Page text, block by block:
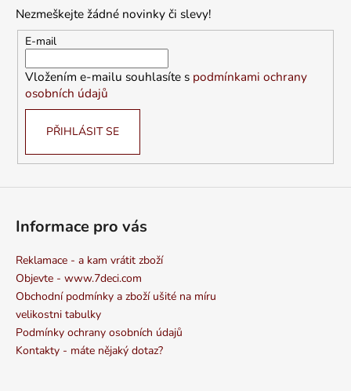
Nezmeškejte žádné novinky či slevy!
E-mail
Vložením e-mailu souhlasíte s podmínkami ochrany
osobních údajů
PŘIHLÁSIT SE
Informace pro vás
Reklamace - a kam vrátit zboží
Objevte - www.7deci.com
Obchodní podmínky a zboží ušité na míru
velikostni tabulky
Podmínky ochrany osobních údajů
Kontakty - máte nějaký dotaz?